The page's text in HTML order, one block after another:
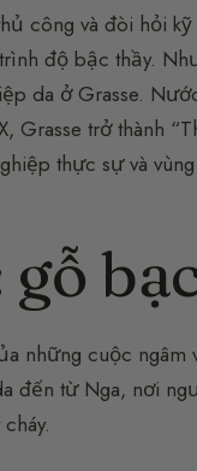
công và đòi hỏi
độ bậc thầy.
da ở Grasse.
Grasse trở thành
thực sự và
gỗ
những cuộc
đến từ Nga, nơi